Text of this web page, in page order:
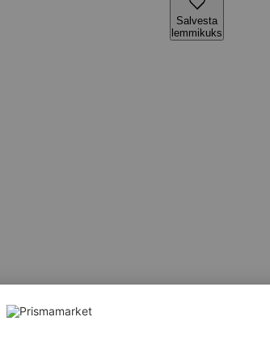
Salvesta
lemmikuks